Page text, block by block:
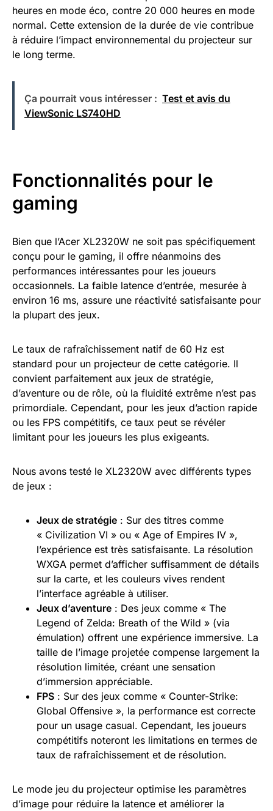
heures en mode éco, contre 20 000 heures en mode
normal. Cette extension de la durée de vie contribue
à réduire l’impact environnemental du projecteur sur
le long terme.
Ça pourrait vous intéresser : Test et avis du
ViewSonic LS740HD
Fonctionnalités pour le
gaming
Bien que l’Acer XL2320W ne soit pas spécifiquement
conçu pour le gaming, il offre néanmoins des
performances intéressantes pour les joueurs
occasionnels. La faible latence d’entrée, mesurée à
environ 16 ms, assure une réactivité satisfaisante pour
la plupart des jeux.
Le taux de rafraîchissement natif de 60 Hz est
standard pour un projecteur de cette catégorie. Il
convient parfaitement aux jeux de stratégie,
d’aventure ou de rôle, où la fluidité extrême n’est pas
primordiale. Cependant, pour les jeux d’action rapide
ou les FPS compétitifs, ce taux peut se révéler
limitant pour les joueurs les plus exigeants.
Nous avons testé le XL2320W avec différents types
de jeux :
Jeux de stratégie : Sur des titres comme
« Civilization VI » ou « Age of Empires IV »,
l’expérience est très satisfaisante. La résolution
WXGA permet d’afficher suffisamment de détails
sur la carte, et les couleurs vives rendent
l’interface agréable à utiliser.
Jeux d’aventure : Des jeux comme « The
Legend of Zelda: Breath of the Wild » (via
émulation) offrent une expérience immersive. La
taille de l’image projetée compense largement la
résolution limitée, créant une sensation
d’immersion appréciable.
FPS : Sur des jeux comme « Counter-Strike:
Global Offensive », la performance est correcte
pour un usage casual. Cependant, les joueurs
compétitifs noteront les limitations en termes de
taux de rafraîchissement et de résolution.
Le mode jeu du projecteur optimise les paramètres
d’image pour réduire la latence et améliorer la